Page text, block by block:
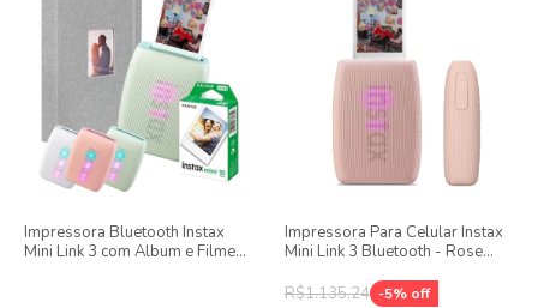
Impressora Bluetooth Instax
Mini Link 3 com Album e Filme
Impressora Para Celular Instax
Mini Link 3 Bluetooth - Rose
R$1.135,24 -5% off